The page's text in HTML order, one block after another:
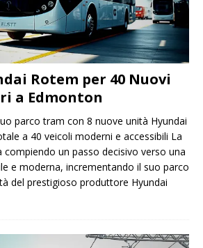
Rotem per 40 Nuovi
a Edmonton
parco tram con 8 nuove unità Hyundai
a 40 veicoli moderni e accessibili La
un passo decisivo verso una
e moderna, incrementando il suo parco
del prestigioso produttore Hyundai